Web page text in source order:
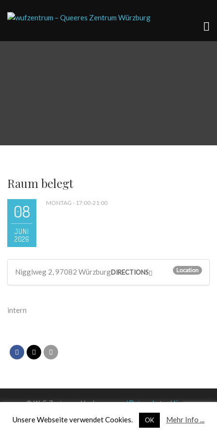
Raum belegt
08
JUNI
2026
MONTAG - 17:00-21:00
Nigglweg 2, 97082 Würzburg Location
DIRECTIONS
intern
© WuF-Zentrum e. V. –Impressum / Datenschutzerklärung
Unsere Webseite verwendet Cookies. OK Mehr Info ...